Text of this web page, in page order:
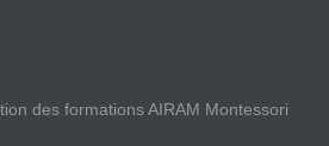
des formations AIRAM Montessori